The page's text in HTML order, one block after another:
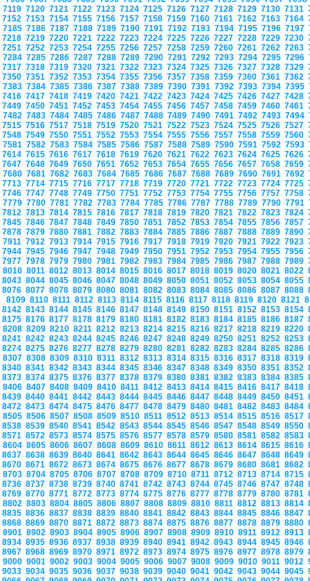
7119 7120 7121 7122 7123 7124 7125 7126 7127 7128 7129 7130 7131
7152 7153 7154 7155 7156 7157 7158 7159 7160 7161 7162 7163 7164
7185 7186 7187 7188 7189 7190 7191 7192 7193 7194 7195 7196 7197
7218 7219 7220 7221 7222 7223 7224 7225 7226 7227 7228 7229 7230
7251 7252 7253 7254 7255 7256 7257 7258 7259 7260 7261 7262 7263
7284 7285 7286 7287 7288 7289 7290 7291 7292 7293 7294 7295 7296
7317 7318 7319 7320 7321 7322 7323 7324 7325 7326 7327 7328 7329
7350 7351 7352 7353 7354 7355 7356 7357 7358 7359 7360 7361 7362
7383 7384 7385 7386 7387 7388 7389 7390 7391 7392 7393 7394 7395
7416 7417 7418 7419 7420 7421 7422 7423 7424 7425 7426 7427 7428
7449 7450 7451 7452 7453 7454 7455 7456 7457 7458 7459 7460 7461
7482 7483 7484 7485 7486 7487 7488 7489 7490 7491 7492 7493 7494
7515 7516 7517 7518 7519 7520 7521 7522 7523 7524 7525 7526 7527
7548 7549 7550 7551 7552 7553 7554 7555 7556 7557 7558 7559 7560
7581 7582 7583 7584 7585 7586 7587 7588 7589 7590 7591 7592 7593
7614 7615 7616 7617 7618 7619 7620 7621 7622 7623 7624 7625 7626
7647 7648 7649 7650 7651 7652 7653 7654 7655 7656 7657 7658 7659
7680 7681 7682 7683 7684 7685 7686 7687 7688 7689 7690 7691 7692
7713 7714 7715 7716 7717 7718 7719 7720 7721 7722 7723 7724 7725
7746 7747 7748 7749 7750 7751 7752 7753 7754 7755 7756 7757 7758
7779 7780 7781 7782 7783 7784 7785 7786 7787 7788 7789 7790 7791
7812 7813 7814 7815 7816 7817 7818 7819 7820 7821 7822 7823 7824
7845 7846 7847 7848 7849 7850 7851 7852 7853 7854 7855 7856 7857
7878 7879 7880 7881 7882 7883 7884 7885 7886 7887 7888 7889 7890
7911 7912 7913 7914 7915 7916 7917 7918 7919 7920 7921 7922 7923
7944 7945 7946 7947 7948 7949 7950 7951 7952 7953 7954 7955 7956
7977 7978 7979 7980 7981 7982 7983 7984 7985 7986 7987 7988 7989
8010 8011 8012 8013 8014 8015 8016 8017 8018 8019 8020 8021 8022
8043 8044 8045 8046 8047 8048 8049 8050 8051 8052 8053 8054 8055
8076 8077 8078 8079 8080 8081 8082 8083 8084 8085 8086 8087 8088
8109 8110 8111 8112 8113 8114 8115 8116 8117 8118 8119 8120 8121
8142 8143 8144 8145 8146 8147 8148 8149 8150 8151 8152 8153 8154
8175 8176 8177 8178 8179 8180 8181 8182 8183 8184 8185 8186 8187
8208 8209 8210 8211 8212 8213 8214 8215 8216 8217 8218 8219 8220
8241 8242 8243 8244 8245 8246 8247 8248 8249 8250 8251 8252 8253
8274 8275 8276 8277 8278 8279 8280 8281 8282 8283 8284 8285 8286
8307 8308 8309 8310 8311 8312 8313 8314 8315 8316 8317 8318 8319
8340 8341 8342 8343 8344 8345 8346 8347 8348 8349 8350 8351 8352
8373 8374 8375 8376 8377 8378 8379 8380 8381 8382 8383 8384 8385
8406 8407 8408 8409 8410 8411 8412 8413 8414 8415 8416 8417 8418
8439 8440 8441 8442 8443 8444 8445 8446 8447 8448 8449 8450 8451
8472 8473 8474 8475 8476 8477 8478 8479 8480 8481 8482 8483 8484
8505 8506 8507 8508 8509 8510 8511 8512 8513 8514 8515 8516 8517
8538 8539 8540 8541 8542 8543 8544 8545 8546 8547 8548 8549 8550
8571 8572 8573 8574 8575 8576 8577 8578 8579 8580 8581 8582 8583
8604 8605 8606 8607 8608 8609 8610 8611 8612 8613 8614 8615 8616
8637 8638 8639 8640 8641 8642 8643 8644 8645 8646 8647 8648 8649
8670 8671 8672 8673 8674 8675 8676 8677 8678 8679 8680 8681 8682
8703 8704 8705 8706 8707 8708 8709 8710 8711 8712 8713 8714 8715
8736 8737 8738 8739 8740 8741 8742 8743 8744 8745 8746 8747 8748
8769 8770 8771 8772 8773 8774 8775 8776 8777 8778 8779 8780 8781
8802 8803 8804 8805 8806 8807 8808 8809 8810 8811 8812 8813 8814
8835 8836 8837 8838 8839 8840 8841 8842 8843 8844 8845 8846 8847
8868 8869 8870 8871 8872 8873 8874 8875 8876 8877 8878 8879 8880
8901 8902 8903 8904 8905 8906 8907 8908 8909 8910 8911 8912 8913
8934 8935 8936 8937 8938 8939 8940 8941 8942 8943 8944 8945 8946
8967 8968 8969 8970 8971 8972 8973 8974 8975 8976 8977 8978 8979
9000 9001 9002 9003 9004 9005 9006 9007 9008 9009 9010 9011 9012
9033 9034 9035 9036 9037 9038 9039 9040 9041 9042 9043 9044 9045